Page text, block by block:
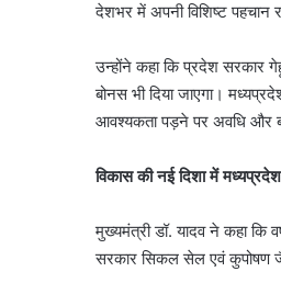
देशभर में अपनी विशिष्ट पहचान
उन्होंने कहा कि प्रदेश सरकार
बोनस भी दिया जाएगा।
आवश्यकता पड़ने पर अवधि और
विकास की नई दिशा में
मुख्यमंत्री डॉ. यादव ने कहा कि
सरकार सिकल सेल एवं कुपोषण